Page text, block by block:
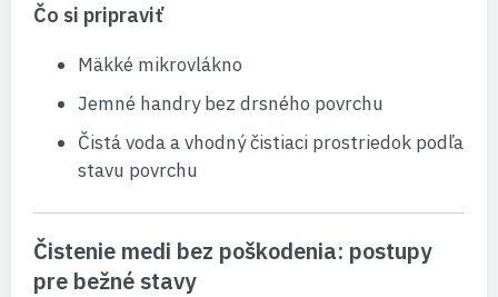
Čo si pripraviť
Mäkké mikrovlákno
Jemné handry bez drsného povrchu
Čistá voda a vhodný čistiaci prostriedok podľa
stavu povrchu
Čistenie medi bez poškodenia: postupy
pre bežné stavy